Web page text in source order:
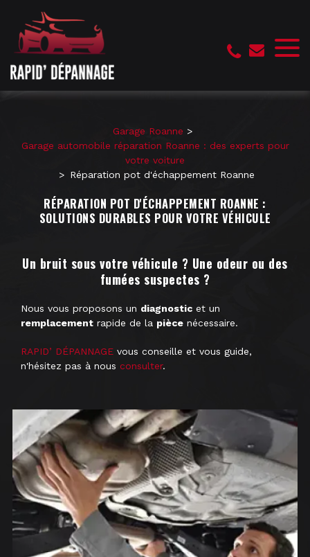
Garage Roanne
Garage automobile réparation Roanne : des experts pour
votre voiture
Réparation pot d'échappement Roanne
RÉPARATION POT D'ÉCHAPPEMENT ROANNE :
SOLUTIONS DURABLES POUR VOTRE VÉHICULE
Un bruit sous votre véhicule ? Une odeur ou des
fumées suspectes ?
Nous vous proposons un diagnostic et un
remplacement rapide de la pièce nécessaire.
RAPID’ DÉPANNAGE vous conseille et vous guide,
n'hésitez pas à nous consulter.